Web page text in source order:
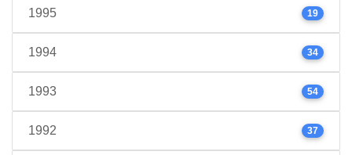
1995 19
1994 34
1993 54
1992 37